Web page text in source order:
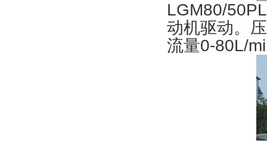
LGM80/
动机驱动。
流量0-80L/